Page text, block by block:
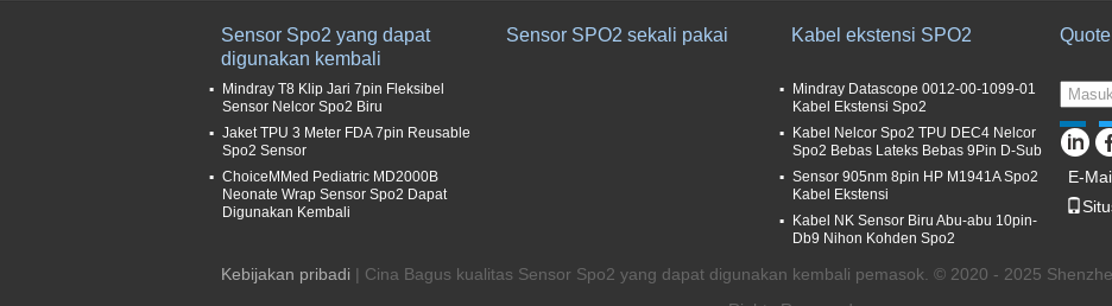
Sensor Spo2 yang dapat
digunakan kembali
Mindray T8 Klip Jari 7pin Fleksibel
Sensor Nelcor Spo2 Biru
Jaket TPU 3 Meter FDA 7pin Reusable
Spo2 Sensor
ChoiceMMed Pediatric MD2000B
Neonate Wrap Sensor Spo2 Dapat
Digunakan Kembali
Sensor SPO2 sekali pakai Kabel ekstensi SPO2
Mindray Datascope 0012-00-1099-01
Kabel Ekstensi Spo2
Kabel Nelcor Spo2 TPU DEC4 Nelcor
Spo2 Bebas Lateks Bebas 9Pin D-Sub
Sensor 905nm 8pin HP M1941A Spo2
Kabel Ekstensi
Kabel NK Sensor Biru Abu-abu 10pin-
Db9 Nihon Kohden Spo2
E-
Kebijakan pribadi | Cina Bagus kualitas Sensor Spo2 yang dapat digunakan kembali pemasok. © 2020 - 2025